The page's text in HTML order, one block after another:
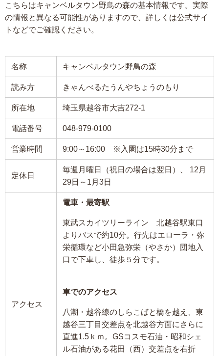
こちらはキャンベルタウン野鳥の森の基本情報です。実際
の情報と異なる可能性がありますので、詳しくは公式サイ
トなどでご確認ください。
名称 キャンベルタウン野鳥の森
読み方 きゃんべるたうんやちょうのもり
所在地 埼玉県越谷市大吉272-1
電話番号 048-979-0100
営業時間 9:00～16:00 ※入園は15時30分まで
定休日
毎週月曜日（祝日の場合は翌日）、 12月
29日～1月3日
アクセス
電車・最寄駅
東武スカイツリーライン 北越谷駅東口
よりバスで約10分。行先はエローラ・弥
栄循環など小田急弥栄（やさか）団地入
口で下車し、徒歩５分です。
車でのアクセス
八潮・越谷線のしらこばと橋を越え、東
越谷三丁目交差点を北越谷方面にさらに
直進1.5ｋｍ。GSコスモ石油・昭和シェ
ル石油がある花田（西）交差点を右折